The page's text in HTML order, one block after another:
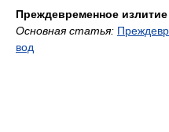
Преждевременное
Основная статья:
вод